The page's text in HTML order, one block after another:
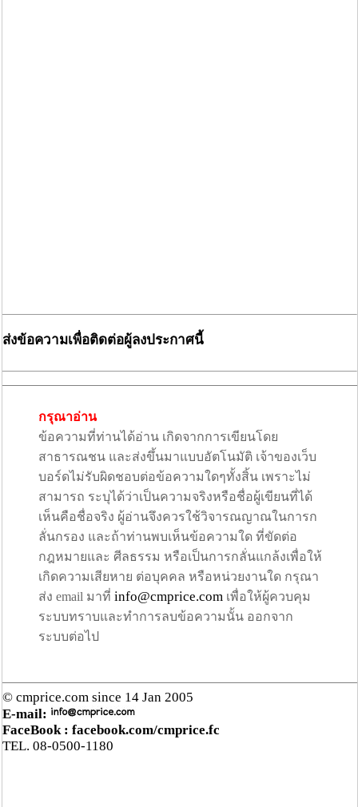
ส่งข้อความเพื่อติดต่อผู้ลงประกาศนี้
กรุณาอ่าน
ข้อความที่ท่านได้อ่าน เกิดจากการเขียนโดย
สาธารณชน และส่งขึ้นมาแบบอัตโนมัติ เจ้าของเว็บ
บอร์ดไม่รับผิดชอบต่อข้อความใดๆทั้งสิ้น เพราะไม่
สามารถ ระบุได้ว่าเป็นความจริงหรือชื่อผู้เขียนที่ได้
เห็นคือชื่อจริง ผู้อ่านจึงควรใช้วิจารณญาณในการก
ลั่นกรอง และถ้าท่านพบเห็นข้อความใด ที่ขัดต่อ
กฎหมายและ ศีลธรรม หรือเป็นการกลั่นแกล้งเพื่อให้
เกิดความเสียหาย ต่อบุคคล หรือหน่วยงานใด กรุณา
ส่ง email มาที่ info@cmprice.com เพื่อให้ผู้ควบคุม
ระบบทราบและทำการลบข้อความนั้น ออกจาก
ระบบต่อไป
© cmprice.com since 14 Jan 2005
E-mail:
FaceBook : facebook.com/cmprice.fc
TEL. 08-0500-1180